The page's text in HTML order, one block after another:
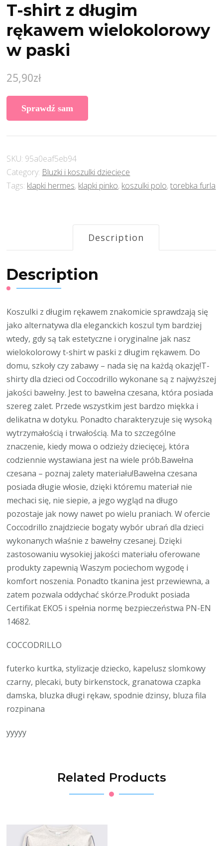
T-shirt z długim
rękawem wielokolorowy
w paski
25,90zł
Sprawdź sam
SKU: 95a0eaf5eb94
Category: Bluzki i koszulki dziecięce
Tags: klapki hermes, klapki pinko, koszulki polo,torebka furla
Description
Description
Koszulki z długim rękawem znakomicie sprawdzają się
jako alternatywa dla eleganckich koszul tym bardziej
wtedy, gdy są tak estetyczne i oryginalne jak nasz
wielokolorowy t-shirt w paski z długim rękawem. Do
domu, szkoły czy zabawy – nada się na każdą okazję!T-
shirty dla dzieci od Coccodrillo wykonane są z najwyższej
jakości bawełny. Jest to bawełna czesana, która posiada
szereg zalet. Przede wszystkim jest bardzo miękka i
delikatna w dotyku. Ponadto charakteryzuje się wysoką
wytrzymałością i trwałością. Ma to szczególne
znaczenie, kiedy mowa o odzieży dziecięcej, która
codziennie wystawiana jest na wiele prób.Bawełna
czesana – poznaj zalety materiału!Bawełna czesana
posiada długie włosie, dzięki któremu materiał nie
mechaci się, nie siepie, a jego wygląd na długo
pozostaje jak nowy nawet po wielu praniach. W ofercie
Coccodrillo znajdziecie bogaty wybór ubrań dla dzieci
wykonanych właśnie z bawełny czesanej. Dzięki
zastosowaniu wysokiej jakości materiału oferowane
produkty zapewnią Waszym pociechom wygodę i
komfort noszenia. Ponadto tkanina jest przewiewna, a
zatem pozwala oddychać skórze.Produkt posiada
Certifikat EKO5 i spełnia normę bezpieczeństwa PN-EN
14682.
COCCODRILLO
futerko kurtka, stylizacje dziecko, kapelusz slomkowy
czarny, plecaki, buty birkenstock, granatowa czapka
damska, bluzka długi rękaw, spodnie dzinsy, bluza fila
rozpinana
yyyyy
Related Products